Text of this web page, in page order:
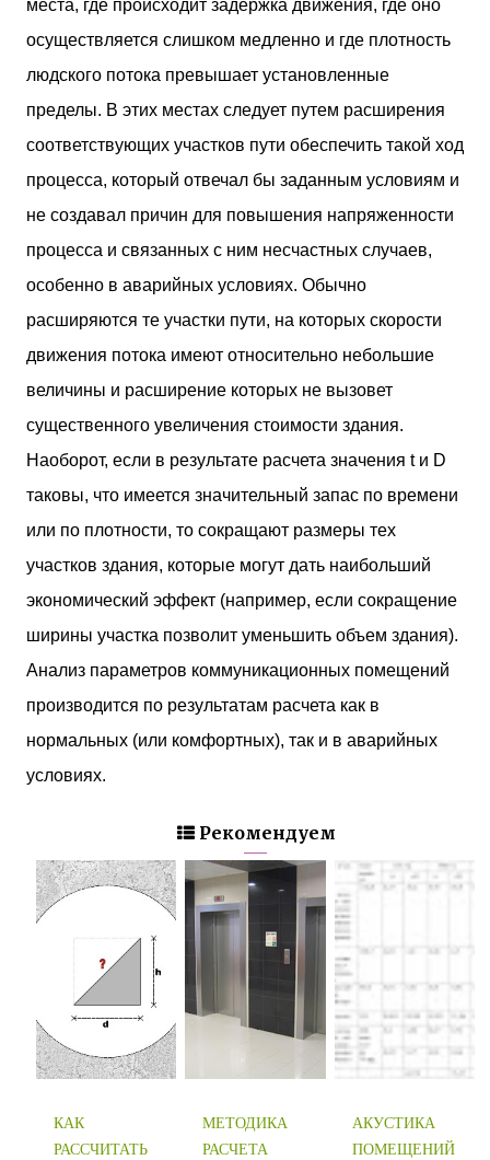
места, где происходит задержка движения, где оно
осуществляется слишком медленно и где плотность
людского потока превышает установленные
пределы. В этих местах следует путем расширения
соответствующих участков пути обеспечить такой ход
процесса, который отвечал бы заданным условиям и
не создавал причин для повышения напряженности
процесса и связанных с ним несчастных случаев,
особенно в аварийных условиях. Обычно
расширяются те участки пути, на которых скорости
движения потока имеют относительно небольшие
величины и расширение которых не вызовет
существенного увеличения стоимости здания.
Наоборот, если в результате расчета значения t и D
таковы, что имеется значительный запас по времени
или по плотности, то сокращают размеры тех
участков здания, которые могут дать наибольший
экономический эффект (например, если сокращение
ширины участка позволит уменьшить объем здания).
Анализ параметров коммуникационных помещений
производится по результатам расчета как в
нормальных (или комфортных), так и в аварийных
условиях.
Рекомендуем
КАК
РАССЧИТАТЬ
МЕТОДИКА
РАСЧЕТА
АКУСТИКА
ПОМЕЩЕНИЙ